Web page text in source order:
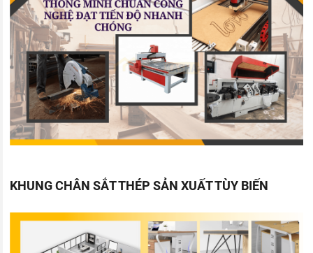
KHUNG CHÂN SẮT THÉP SẢN XUẤT TÙY BIẾN